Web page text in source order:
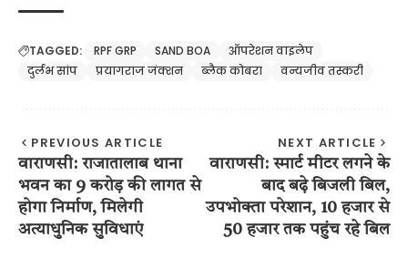
TAGGED: RPF GRP SAND BOA
ऑपरेशन वाइलेप
दुर्लभ सांप
प्रयागराज जंक्शन ब्लैक कोबरा वन्यजीव तस्करी
PREVIOUS ARTICLE
वाराणसी: राजातालाब थाना
भवन का 9 करोड़ की लागत से
होगा निर्माण, मिलेगी
अत्याधुनिक सुविधाएं
NEXT ARTICLE
वाराणसी: स्मार्ट मीटर लगने के
बाद बढ़े बिजली बिल,
उपभोक्ता परेशान, 10 हजार से
50 हजार तक पहुंच रहे बिल